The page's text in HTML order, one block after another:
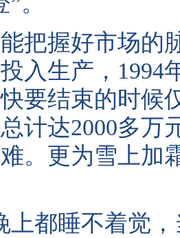
握好市场的脉
入生产，1994
要结束的时候
计达2000多万
。更为雪上加
都睡不着觉，